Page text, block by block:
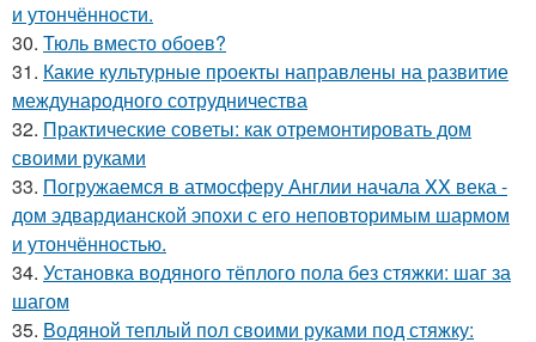
и утончённости.
30. Тюль вместо обоев?
31. Какие культурные проекты направлены на развитие
международного сотрудничества
32. Практические советы: как отремонтировать дом
своими руками
33. Погружаемся в атмосферу Англии начала XX века -
дом эдвардианской эпохи с его неповторимым шармом
и утончённостью.
34. Установка водяного тёплого пола без стяжки: шаг за
шагом
35. Водяной теплый пол своими руками под стяжку: